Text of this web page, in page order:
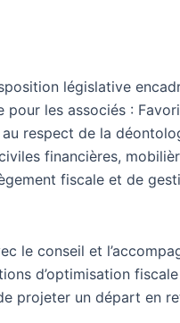
législative
les associés :
respect de la
financières,
fiscale et de
le conseil et
d’optimisation fiscale
projeter un départ en